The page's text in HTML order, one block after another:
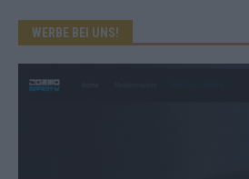
WERBE BEI UNS!